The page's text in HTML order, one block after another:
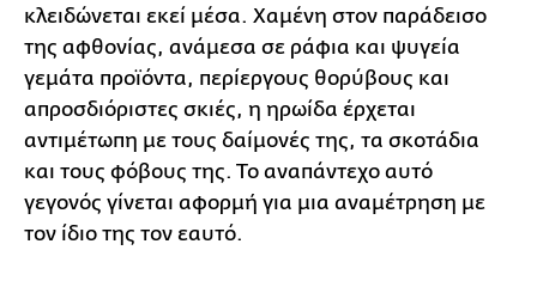
κλειδώνεται εκεί μέσα. Χαμένη στον παράδεισο
της αφθονίας, ανάμεσα σε ράφια και ψυγεία
γεμάτα προϊόντα, περίεργους θορύβους και
απροσδιόριστες σκιές, η ηρωίδα έρχεται
αντιμέτωπη με τους δαίμονές της, τα σκοτάδια
και τους φόβους της. Το αναπάντεχο αυτό
γεγονός γίνεται αφορμή για μια αναμέτρηση με
τον ίδιο της τον εαυτό.